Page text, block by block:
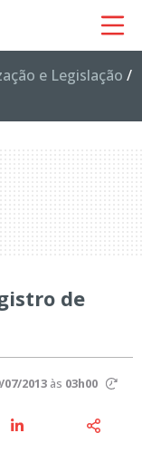
e Legislação /
de
07/2013às 03h00